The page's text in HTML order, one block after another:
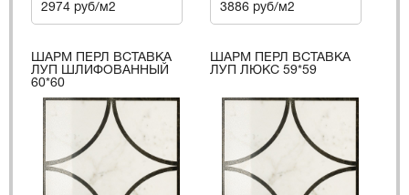
2974 руб/м2 3886 руб/м2
ШАРМ ПЕРЛ ВСТАВКА
ЛУП ШЛИФОВАННЫЙ
60*60
ШАРМ ПЕРЛ ВСТАВКА
ЛУП ЛЮКС 59*59